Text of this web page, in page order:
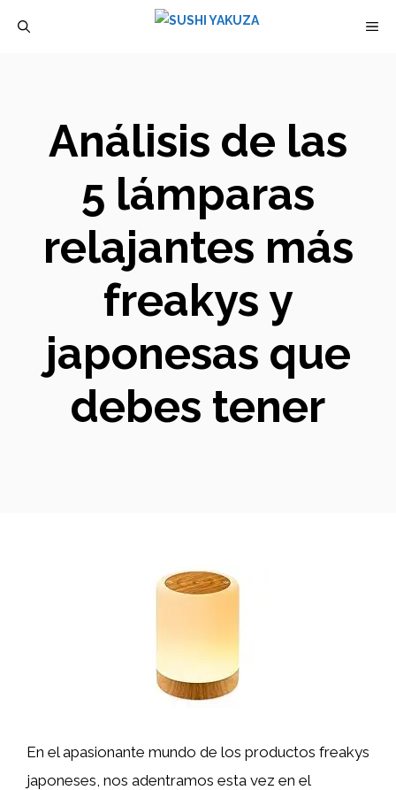
Análisis de las
5 lámparas
relajantes más
freakys y
japonesas que
debes tener
En el apasionante mundo de los productos freakys
japoneses, nos adentramos esta vez en el